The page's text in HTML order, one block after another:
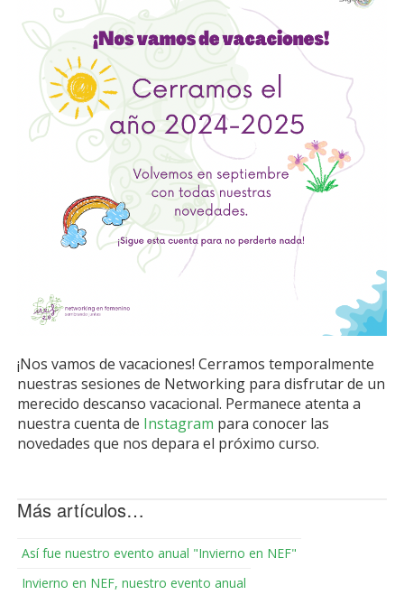
¡Nos vamos de vacaciones! Cerramos temporalmente
nuestras sesiones de Networking para disfrutar de un
merecido descanso vacacional. Permanece atenta a
nuestra cuenta de Instagram para conocer las
novedades que nos depara el próximo curso.
Más artículos…
Así fue nuestro evento anual "Invierno en NEF"
Invierno en NEF, nuestro evento anual